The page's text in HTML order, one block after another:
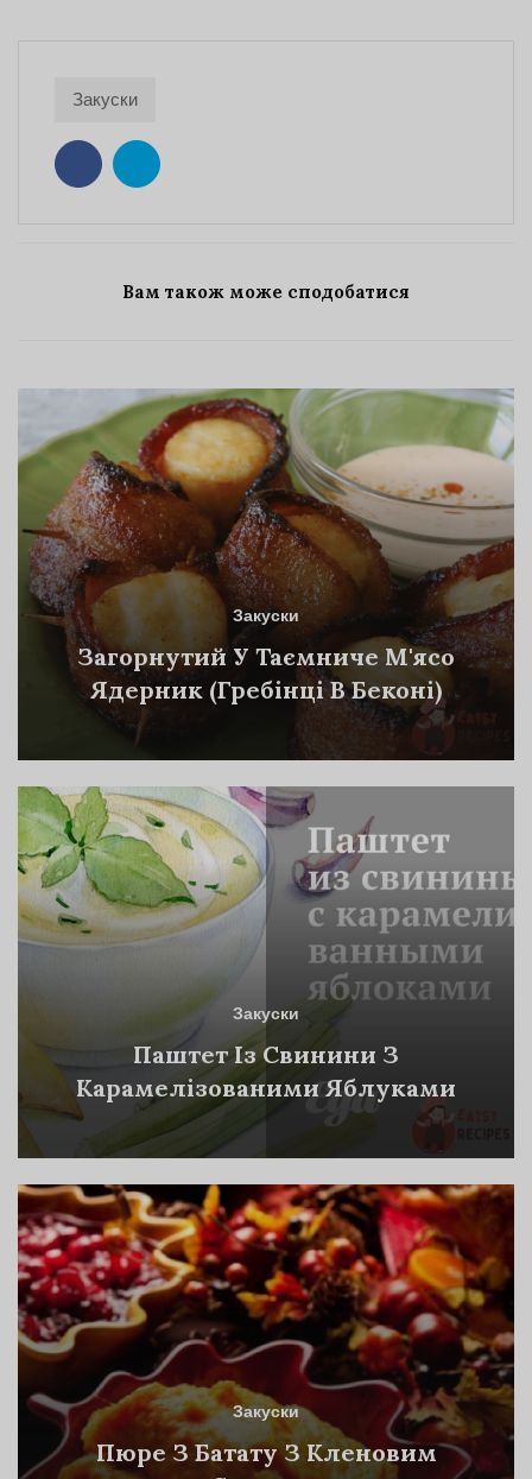
Закуски
Вам також може сподобатися
Закуски
Загорнутий У Таємниче М'ясо
Ядерник (Гребінці В Беконі)
Закуски
Паштет Із Свинини З
Карамелізованими Яблуками
Закуски
Пюре З Батату З Кленовим